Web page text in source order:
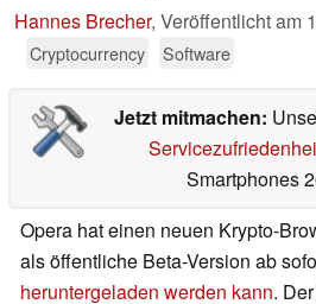
Hannes Brecher, Veröffentlicht am
Cryptocurrency Software
Jetzt mitmachen:
Smartphones
Opera hat einen neuen Krypto-
als öffentliche Beta-Version ab
heruntergeladen werden kann.